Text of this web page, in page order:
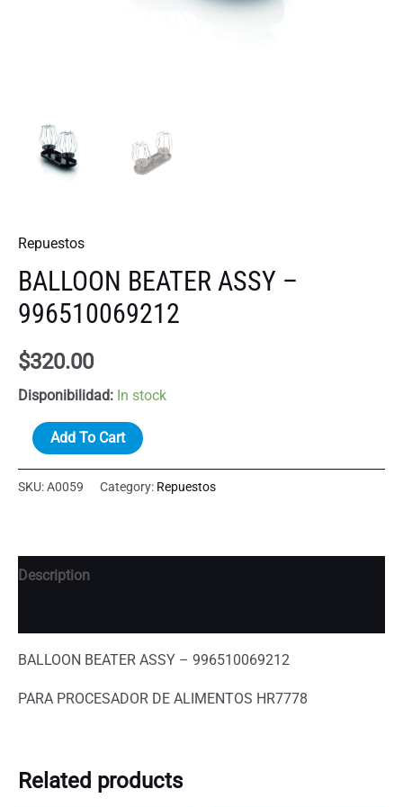
Repuestos
BALLOON BEATER ASSY –
996510069212
$320.00
Disponibilidad: In stock
BALLOON
BEATER
ASSY
quantity
Add To Cart
SKU:A0059 Category: Repuestos
Description
BALLOON BEATER ASSY – 996510069212
PARA PROCESADOR DE ALIMENTOS HR7778
Related products